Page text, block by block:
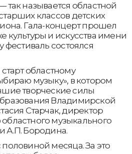
так называется областной
классов детских
Гала-концерт прошел
культуры и искусства имени
фестиваль состоялся
областному
музыку», в котором
творческие силы
Владимирской
Старчак, директор
музыкального
А.П. Бородина.
месяца. За это